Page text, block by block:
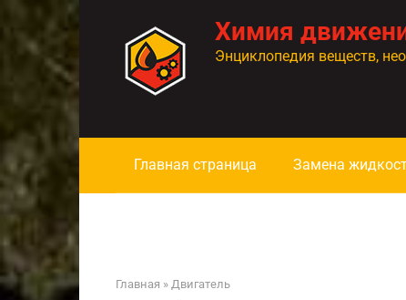
контенту
Химия
Энциклопедия веществ,
Главная страница Замена
Главная » Двигатель